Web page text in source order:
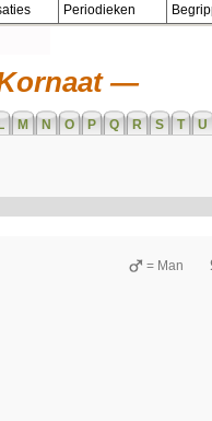
Periodieken
L M N O P Q R S T
U
= Man